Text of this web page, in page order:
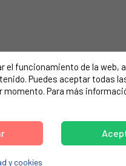
el funcionamiento de la web,
Puedes aceptar todas
Para más
y cookies